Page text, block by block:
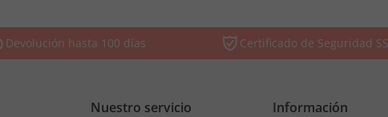
Devolución hasta 100 días Certificado de Seguridad
Nuestro servicio
Información